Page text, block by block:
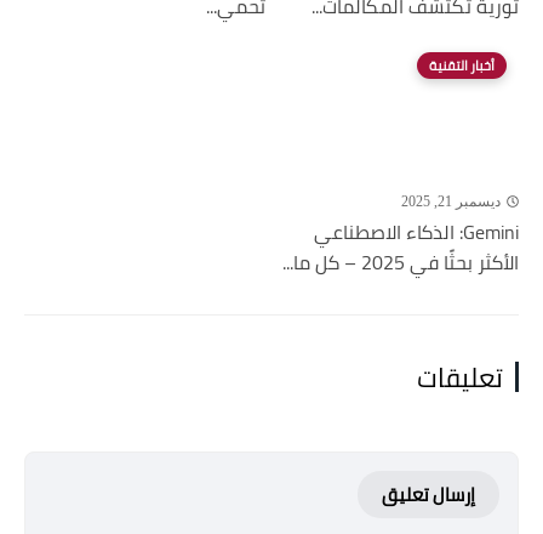
أخبار التقنية
ديسمبر 21, 2025
Gemini: الذكاء الاصطناعي
الأكثر بحثًا في 2025 – كل ما...
تعليقات
إرسال تعليق